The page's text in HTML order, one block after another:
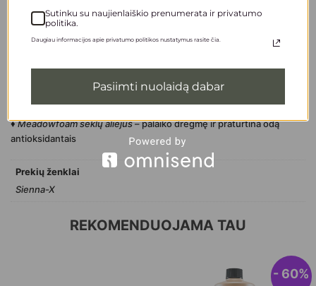
VEIKLIEJI INGREDIENTAI
– drėkina ir minkština odą, apsaugo nuo
♦️Meadowfoam sėklų aliejus– palaiko drėgmę ir praturtina odą
antioksidantais
Prekių ženklai
Sienna-X
REKOMENDUOJAMA TAU
- 60%
Sutinku su naujienlaiškio prenumerata ir privatumo
politika.
Daugiau informacijos apie privatumo politikos nustatymus rasite čia.
Pasiimti nuolaidą dabar